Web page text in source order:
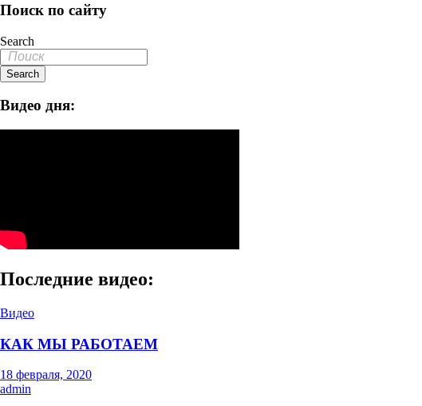
Поиск по сайту
Search
Search
Видео дня:
Последние видео:
Видео
КАК МЫ РАБОТАЕМ
18 февраля, 2020
admin